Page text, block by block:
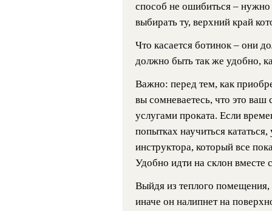
способ не ошибиться –
выбирать ту, верхний край
Что касается ботинок – они
должно быть так же удобно,
Важно: перед тем, как
вы сомневаетесь, что это ваш
услугами проката. Если
попытках научиться
инструктора, который все
Удобно идти на склон
Выйдя из теплого помещения,
иначе он налипнет на